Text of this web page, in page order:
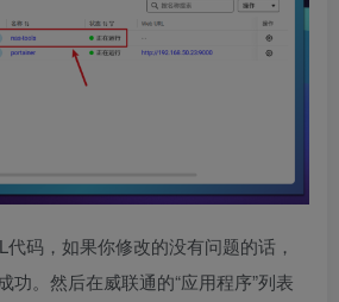
码，如果你修改的没有问题的话，
功。然后在威联通的“应用程序”列表